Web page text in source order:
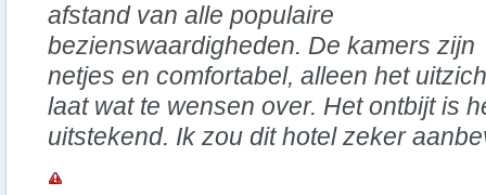
afstand van alle populaire
bezienswaardigheden. De kamers zijn
netjes en comfortabel, alleen het
laat wat te wensen over. Het ontbijt is
uitstekend. Ik zou dit hotel zeker